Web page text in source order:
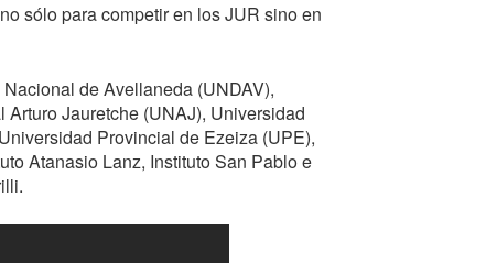
sólo para competir en losJUR sino en
de Avellaneda (UNDAV),
Jauretche (UNAJ), Universidad
Provincial de Ezeiza (UPE),
Atanasio Lanz, Instituto San Pablo e